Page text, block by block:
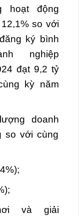
hoạt động
12,1% so với
ký bình
nghiệp
đạt 9,2 tỷ
kỳ năm
doanh
so với cùng
%);
và giải